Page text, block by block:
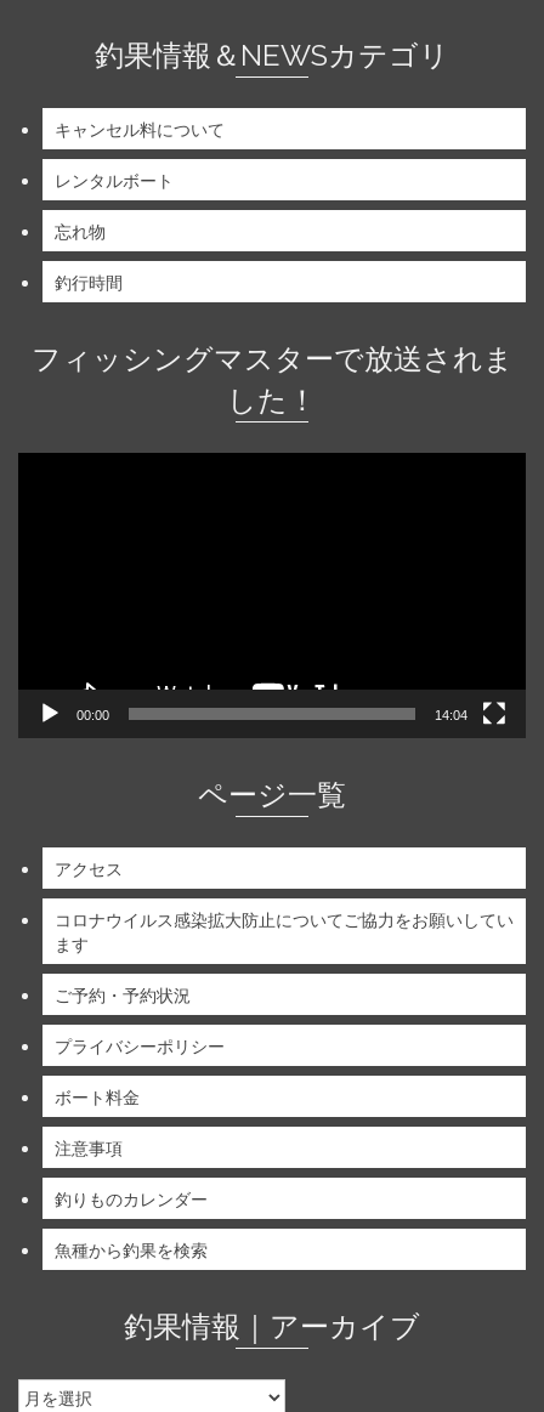
釣果情報＆NEWSカテゴリ
キャンセル料について
レンタルボート
忘れ物
釣行時間
フィッシングマスターで放送されま
した！
00:00 14:04
ページ一覧
アクセス
コロナウイルス感染拡大防止についてご協力をお願いしてい
ます
ご予約・予約状況
プライバシーポリシー
ボート料金
注意事項
釣りものカレンダー
魚種から釣果を検索
釣果情報｜アーカイブ
釣